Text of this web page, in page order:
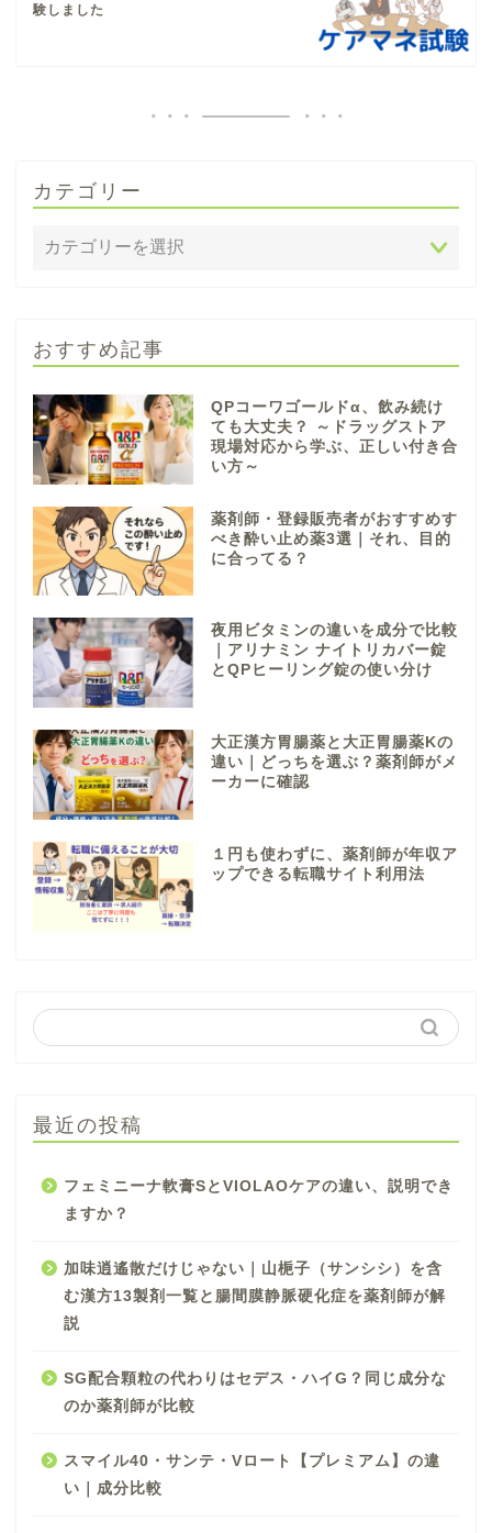
験しました
カテゴリー
おすすめ記事
QPコーワゴールドα、飲み続け
ても大丈夫？ ～ドラッグストア
現場対応から学ぶ、正しい付き合
い方～
薬剤師・登録販売者がおすすめす
べき酔い止め薬3選｜それ、目的
に合ってる？
夜用ビタミンの違いを成分で比較
｜アリナミン ナイトリカバー錠
とQPヒーリング錠の使い分け
大正漢方胃腸薬と大正胃腸薬Kの
違い｜どっちを選ぶ？薬剤師がメ
ーカーに確認
１円も使わずに、薬剤師が年収ア
ップできる転職サイト利用法
最近の投稿
フェミニーナ軟膏SとVIOLAOケアの違い、説明でき
ますか？
加味逍遙散だけじゃない｜山梔子（サンシシ）を含
む漢方13製剤一覧と腸間膜静脈硬化症を薬剤師が解
説
SG配合顆粒の代わりはセデス・ハイG？同じ成分な
のか薬剤師が比較
スマイル40・サンテ・Vロート【プレミアム】の違
い｜成分比較